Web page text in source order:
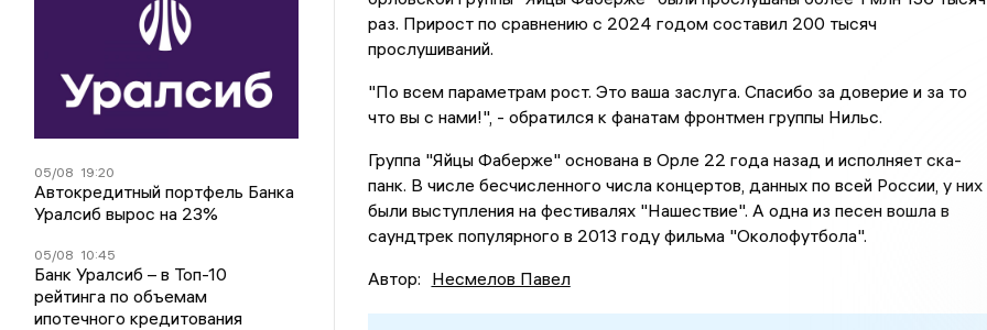
05/08 19:20
Автокредитный портфель Банка
Уралсиб вырос на 23%
05/08 10:45
Банк Уралсиб – в Топ-10
рейтинга по объемам
ипотечного кредитования
раз. Прирост по сравнению с 2024 годом составил 200 тысяч
прослушиваний.
"По всем параметрам рост. Это ваша заслуга. Спасибо за доверие и за то
что вы с нами!", - обратился к фанатам фронтмен группы Нильс.
Группа "Яйцы Фаберже" основана в Орле 22 года назад и исполняет ска-
панк. В числе бесчисленного числа концертов, данных по всей России, у них
были выступления на фестивалях "Нашествие". А одна из песен вошла в
саундтрек популярного в 2013 году фильма "Околофутбола".
Автор: Несмелов Павел